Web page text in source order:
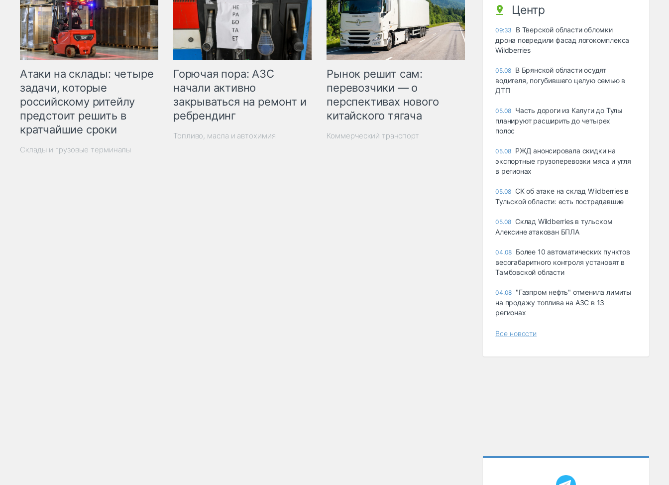
Атаки на склады: четыре
задачи, которые
российскому ритейлу
предстоит решить в
кратчайшие сроки
Склады и грузовые терминалы
Горючая пора: АЗС
начали активно
закрываться на ремонт и
ребрендинг
Топливо, масла и автохимия
Рынок решит сам:
перевозчики — о
перспективах нового
китайского тягача
Коммерческий транспорт
Центр
09:33
В Тверской области обломки
дрона повредили фасад логокомплекса
Wildberries
05.08 В Брянской области осудят
водителя, погубившего целую семью в
ДТП
05.08 Часть дороги из Калуги до Тулы
планируют расширить до четырех
полос
05.08 РЖД анонсировала скидки на
экспортные грузоперевозки мяса и угля
в регионах
05.08 СК об атаке на склад Wildberries в
Тульской области: есть пострадавшие
05.08 Склад Wildberries в тульском
Алексине атакован БПЛА
04.08 Более 10 автоматических пунктов
весогабаритного контроля установят в
Тамбовской области
04.08 "Газпром нефть" отменила лимиты
на продажу топлива на АЗС в 13
регионах
Все новости